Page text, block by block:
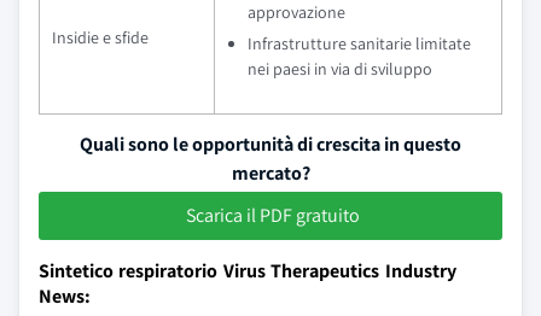
Insidie e sfide
approvazione
Infrastrutture sanitarie limitate
nei paesi in via di sviluppo
Quali sono le opportunità di crescita in questo
mercato?
Scarica il PDF gratuito
Sintetico respiratorio Virus Therapeutics Industry
News: